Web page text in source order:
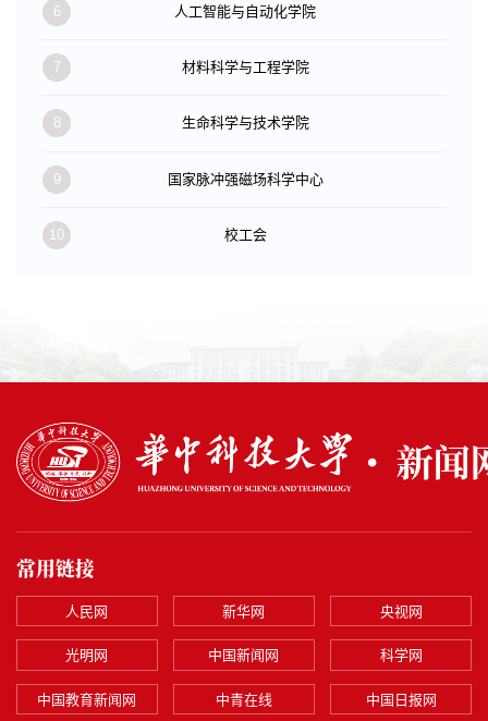
6 人工智能与自动化学院
7 材料科学与工程学院
8 生命科学与技术学院
9 国家脉冲强磁场科学中心
10 校工会
常用链接
人民网 新华网 央视网
光明网 中国新闻网 科学网
中国教育新闻网 中青在线 中国日报网